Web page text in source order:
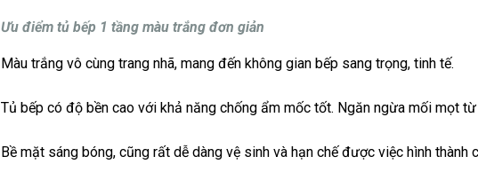
Ưu điểm tủ bếp 1 tầng màu trắng đơn giản
Màu trắng vô cùng trang nhã, mang đến không gian bếp sang trọng, tinh tế.
Tủ bếp có độ bền cao với khả năng chống ẩm mốc tốt. Ngăn ngừa mối mọt
Bề mặt sáng bóng, cũng rất dễ dàng vệ sinh và hạn chế được việc hình thành